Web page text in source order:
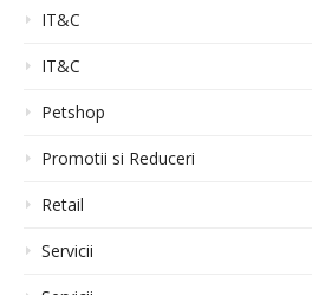
IT&C
IT&C
Petshop
Promotii si Reduceri
Retail
Servicii